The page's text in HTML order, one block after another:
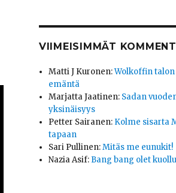
VIIMEISIMMÄT
Matti J Kuronen:Wolkoffin talon
emäntä
Marjatta Jaatinen: Sadan
yksinäisyys
Petter Sairanen: Kolme sisarta
tapaan
Sari Pullinen:Mitäs me eunukit!
Nazia Asif: Bang bang olet